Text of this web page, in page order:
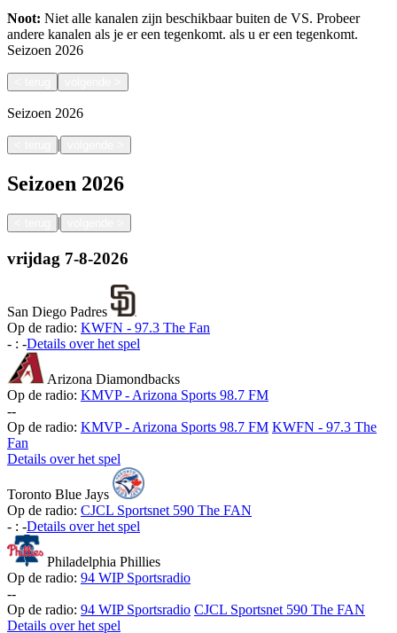
Noot: Niet alle kanalen zijn beschikbaar buiten de VS. Probeer
andere kanalen als je er een tegenkomt. als u er een tegenkomt.
Seizoen 2026
Seizoen 2026
|
Seizoen 2026
|
vrijdag 7-8-2026
San Diego Padres
Op de radio: KWFN - 97.3 The Fan
- : -Details over het spel
Arizona Diamondbacks
Op de radio: KMVP - Arizona Sports 98.7 FM
--
Op de radio: KMVP - Arizona Sports 98.7 FM KWFN - 97.3 The
Fan
Details over het spel
Toronto Blue Jays
Op de radio: CJCL Sportsnet 590 The FAN
- : -Details over het spel
Philadelphia Phillies
Op de radio: 94 WIP Sportsradio
--
Op de radio: 94 WIP Sportsradio CJCL Sportsnet 590 The FAN
Details over het spel